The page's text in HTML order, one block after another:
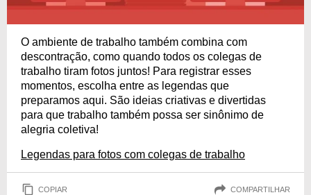
O ambiente de trabalho também combina com
descontração, como quando todos os colegas de
trabalho tiram fotos juntos! Para registrar esses
momentos, escolha entre as legendas que
preparamos aqui. São ideias criativas e divertidas
para que trabalho também possa ser sinônimo de
alegria coletiva!
Legendas para fotos com colegas de trabalho
COPIAR COMPARTILHAR